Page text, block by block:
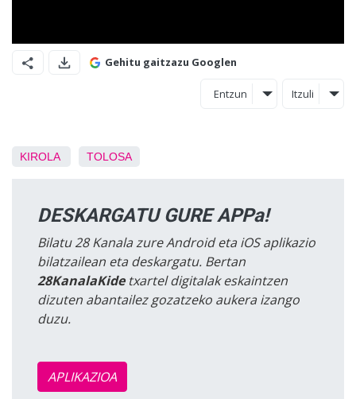
Gehitu gaitzazu Googlen
Entzun Itzuli
KIROLA TOLOSA
DESKARGATU GURE APPa!
Bilatu 28 Kanala zure Android eta iOS aplikazio
bilatzailean eta deskargatu. Bertan
28KanalaKidetxartel digitalak eskaintzen
dizuten abantailez gozatzeko aukera izango
duzu.
APLIKAZIOA